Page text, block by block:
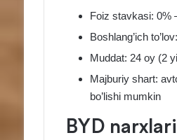
Foiz stavkasi: 0%
Boshlang’ich
Muddat: 24 oy (2
Majburiy shart:
bo’lishi mumkin
BYD